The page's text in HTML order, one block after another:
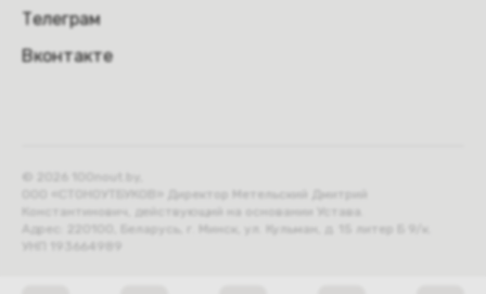
Телеграм
Вконтакте
ООО «СТОНОУТБУКОВ» Директор Метельский Дмитрий
Константинович, действующий на основании Устава.
Адрес: 220100, Беларусь, г. Минск, ул. Кульман, д. 15 литер Б 9/к.